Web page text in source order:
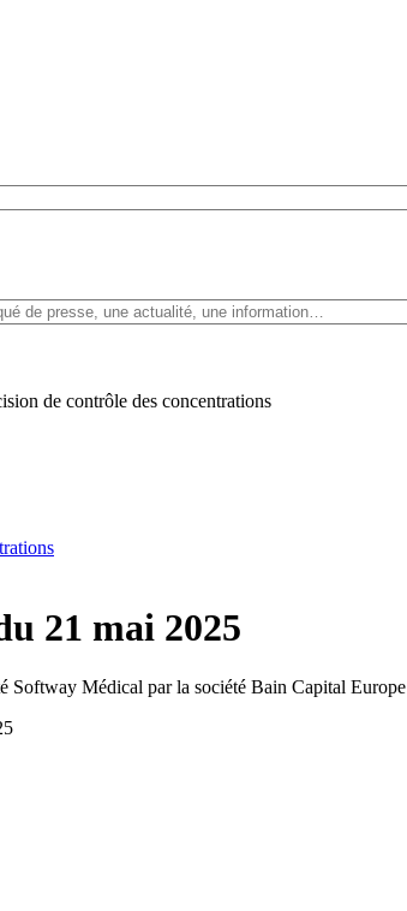
de contrôle des concentrations
21 mai 2025
Softway Médical par la société Bain Capital Europe